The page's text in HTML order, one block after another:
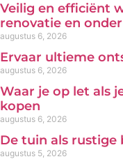
Veilig en efficiënt
renovatie en
augustus 6, 2026
Ervaar ultieme
augustus 6, 2026
Waar je op let als
kopen
augustus 6, 2026
De tuin als rustige
augustus 5, 2026